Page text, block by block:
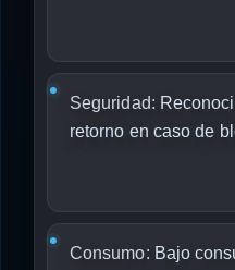
Seguridad:
retorno en caso de
Consumo: Bajo